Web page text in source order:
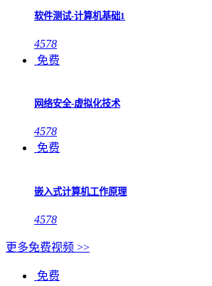
软件测试-计算机基础1
4578
免费
网络安全-虚拟化技术
4578
免费
嵌入式计算机工作原理
4578
更多免费视频 >>
免费